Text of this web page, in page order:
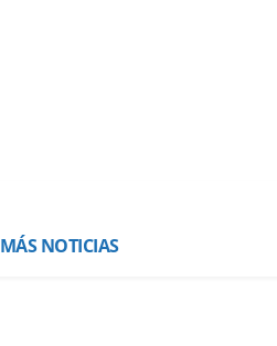
MÁS NOTICIAS